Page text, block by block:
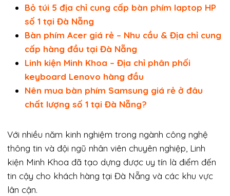
Bỏ túi 5 địa chỉ cung cấp bàn phím laptop HP
số 1 tại Đà Nẵng
Bàn phím Acer giá rẻ – Nhu cầu & Địa chỉ cung
cấp hàng đầu tại Đà Nẵng
Linh kiện Minh Khoa – Địa chỉ phân phối
keyboard Lenovo hàng đầu
Nên mua bàn phím Samsung giá rẻ ở đâu
chất lượng số 1 tại Đà Nẵng?
Với nhiều năm kinh nghiệm trong ngành công nghệ
thông tin và đội ngũ nhân viên chuyên nghiệp, Linh
kiện Minh Khoa đã tạo dựng được uy tín là điểm đến
tin cậy cho khách hàng tại Đà Nẵng và các khu vực
lân cận.